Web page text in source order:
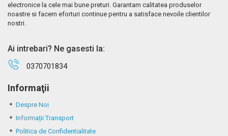
electronice la cele mai bune preturi. Garantam calitatea produselor
noastre si facem eforturi continue pentru a satisface nevoile clientilor
nostri.
Ai intrebari? Ne gasesti la:
0370701834
Informaţii
Despre Noi
Informații Transport
Politica de Confidentialitate